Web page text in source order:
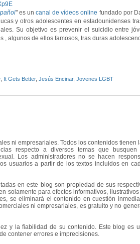
”es un canal de vídeos online fundado por
y otros adolescentes en estadounidenses
Su objetivo es prevenir el suicidio entre
, algunos de ellos famosos, tras duras
It Gets Better, Jesús Encinar, Jovenes LGBT
ni empresariales. Todos los contenidos tienen
respecto a diversos temas que
Los administradores no se hacen
usuarios a partir de los textos incluidos en
en este blog son propiedad de sus
solamente para efectos informativos,
se eliminará el contenido en cuestión
ni empresariales, es gratuito y no
y la fiabilidad de su contenido. Este blog es
contener errores e imprecisiones.